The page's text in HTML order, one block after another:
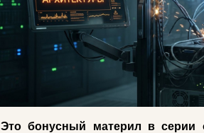
Это бонусный материл в серии